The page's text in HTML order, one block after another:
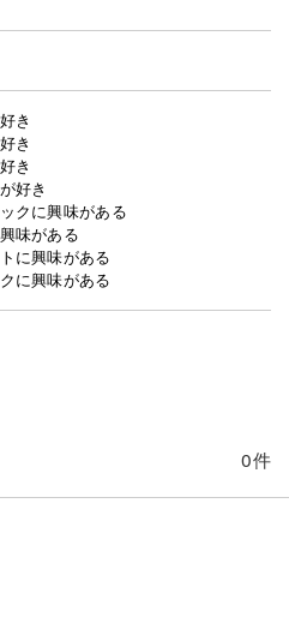
き
き
き
好き
クに興味がある
味がある
に興味がある
に興味がある
0件